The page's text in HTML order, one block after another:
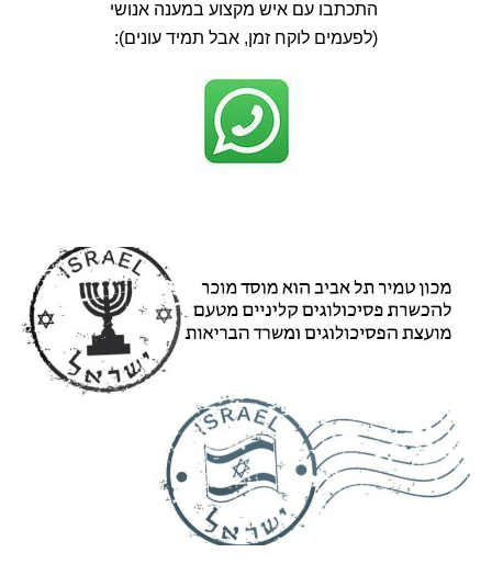
התכתבו עם איש מקצוע במענה אנושי
(לפעמים לוקח זמן, אבל תמיד עונים):